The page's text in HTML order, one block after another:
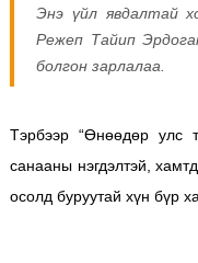
Энэ үйл явдалтай
Режеп Тайип
болгон зарлалаа.
Тэрбээр “Өнөөдөр
санааны нэгдэлтэй,
осолд буруутай хүн бүр